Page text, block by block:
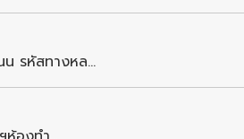
น รหัสทางหล...